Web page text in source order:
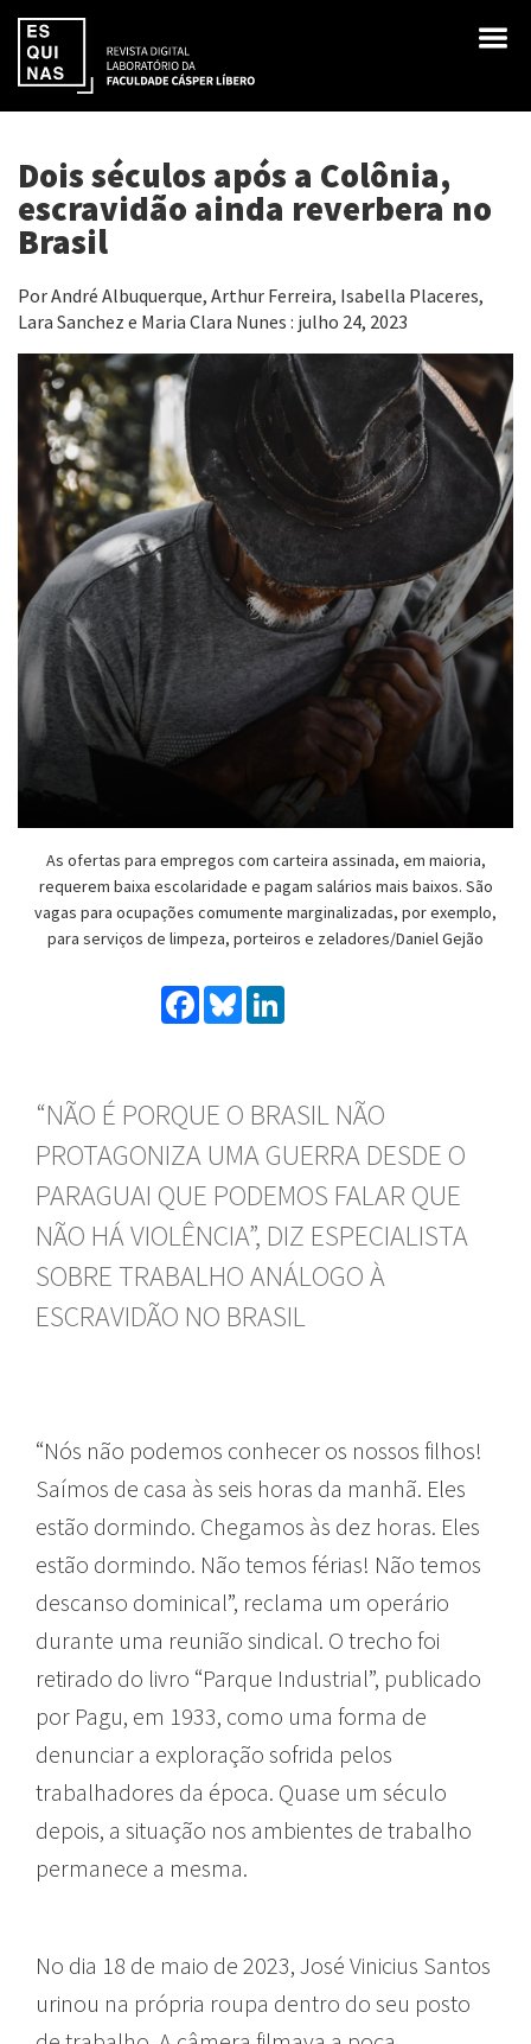
Dois séculos após a Colônia,
escravidão ainda reverbera no
Brasil
Por André Albuquerque, Arthur Ferreira, Isabella Placeres,
Lara Sanchez e Maria Clara Nunes : julho 24, 2023
As ofertas para empregos com carteira assinada, em maioria,
requerem baixa escolaridade e pagam salários mais baixos. São
vagas para ocupações comumente marginalizadas, por exemplo,
para serviços de limpeza, porteiros e zeladores/Daniel Gejão
Facebook
Bluesky
“NÃO É PORQUE O BRASIL NÃO
PROTAGONIZA UMA GUERRA DESDE O
PARAGUAI QUE PODEMOS FALAR QUE
NÃO HÁ VIOLÊNCIA”, DIZ ESPECIALISTA
SOBRE TRABALHO ANÁLOGO À
ESCRAVIDÃO NO BRASIL
“Nós não podemos conhecer os nossos filhos!
Saímos de casa às seis horas da manhã. Eles
estão dormindo. Chegamos às dez horas. Eles
estão dormindo. Não temos férias! Não temos
descanso dominical”, reclama um operário
durante uma reunião sindical. O trecho foi
retirado do livro “Parque Industrial”, publicado
por Pagu, em 1933, como uma forma de
denunciar a exploração sofrida pelos
trabalhadores da época. Quase um século
depois, a situação nos ambientes de trabalho
permanece a mesma.
No dia 18 de maio de 2023, José Vinicius Santos
urinou na própria roupa dentro do seu posto